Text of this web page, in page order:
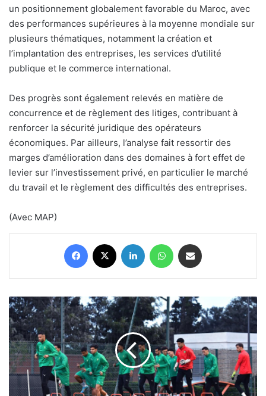
un positionnement globalement favorable du Maroc, avec
des performances supérieures à la moyenne mondiale sur
plusieurs thématiques, notamment la création et
l’implantation des entreprises, les services d’utilité
publique et le commerce international.
Des progrès sont également relevés en matière de
concurrence et de règlement des litiges, contribuant à
renforcer la sécurité juridique des opérateurs
économiques. Par ailleurs, l’analyse fait ressortir des
marges d’amélioration dans des domaines à fort effet de
levier sur l’investissement privé, en particulier le marché
du travail et le règlement des difficultés des entreprises.
(Avec MAP)
Facebook Linkedin WhatsApp
CAN
Maroc-
2025
:
les
Lions
de
l’Atlas